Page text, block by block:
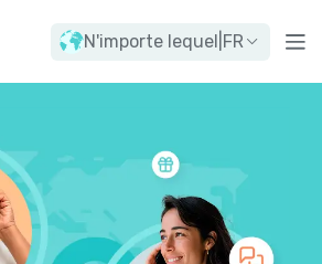
N'importe lequel FR